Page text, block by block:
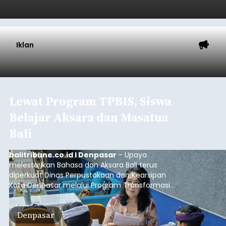
Iklan
Lewat Program TPBIS, Siswa
Belajar Aksara dan Masatua
Bali
balitribune.co.id I Denpasar – Upaya
melestarikan Bahasa dan Aksara Bali terus
diperkuat Dinas Perpustakaan dan Kearsipan
Kota Denpasar melalui Program Transformasi
Perpustakaan Berbasis Inklusi Sosial (TPBIS).
Tahun ini, sebanyak 63 siswa kelas IV dan V SD
Negeri 17 Dangin Puri mendapat pelatihan
Denpasar